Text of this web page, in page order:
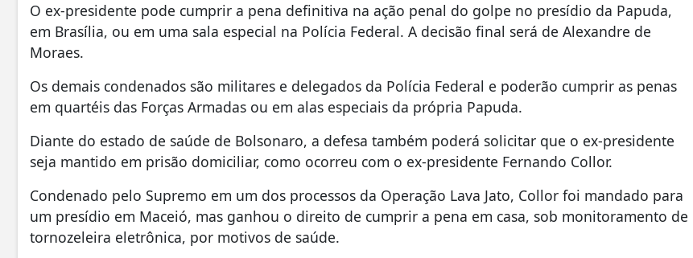
O ex-presidente pode cumprir a pena definitiva na ação penal do golpe no presídio da Papuda,
em Brasília, ou em uma sala especial na Polícia Federal. A decisão final será de Alexandre de
Moraes.
Os demais condenados são militares e delegados da Polícia Federal e poderão cumprir as penas
em quartéis das Forças Armadas ou em alas especiais da própria Papuda.
Diante do estado de saúde de Bolsonaro, a defesa também poderá solicitar que o ex-presidente
seja mantido em prisão domiciliar, como ocorreu com o ex-presidente Fernando Collor.
Condenado pelo Supremo em um dos processos da Operação Lava Jato, Collor foi mandado para
um presídio em Maceió, mas ganhou o direito de cumprir a pena em casa, sob monitoramento de
tornozeleira eletrônica, por motivos de saúde.